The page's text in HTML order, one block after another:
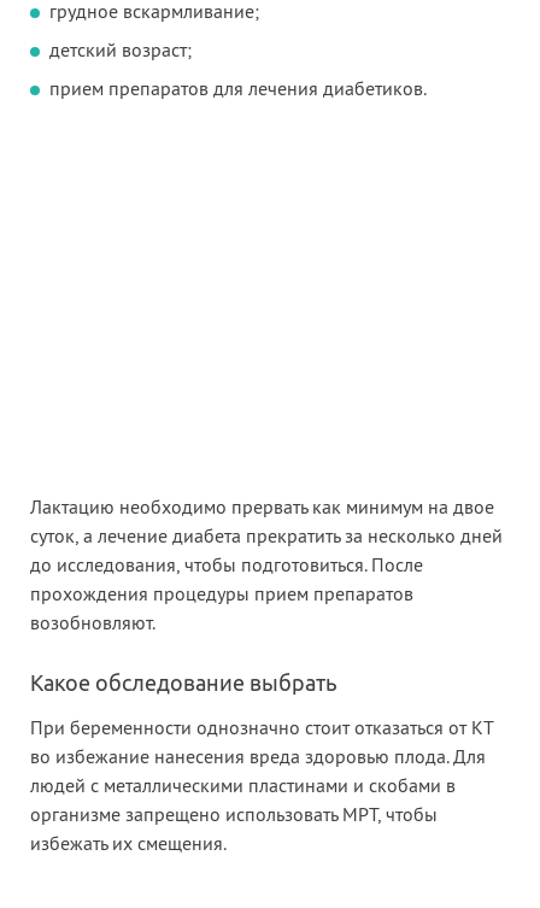
грудное вскармливание;
детский возраст;
прием препаратов для лечения диабетиков.
Лактацию необходимо прервать как минимум на двое
суток, а лечение диабета прекратить за несколько дней
до исследования, чтобы подготовиться. После
прохождения процедуры прием препаратов
возобновляют.
Какое обследование выбрать
При беременности однозначно стоит отказаться от КТ
во избежание нанесения вреда здоровью плода. Для
людей с металлическими пластинами и скобами в
организме запрещено использовать МРТ, чтобы
избежать их смещения.